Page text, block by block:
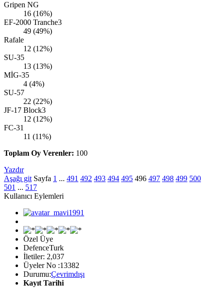
Gripen NG
16 (16%)
EF-2000 Tranche3
49 (49%)
Rafale
12 (12%)
SU-35
13 (13%)
MİG-35
4 (4%)
SU-57
22 (22%)
JF-17 Block3
12 (12%)
FC-31
11 (11%)
Toplam Oy Verenler: 100
Yazdır
Aşağı git Sayfa 1 ... 491 492 493 494 495 496 497 498 499 500
501 ... 517
Kullanıcı Eylemleri
Özel Üye
DefenceTurk
İletiler: 2,037
Üyeler No :13382
Durumu:Çevrimdışı
Kayıt Tarihi